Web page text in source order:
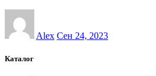
Alex Сен 24, 2023
Каталог